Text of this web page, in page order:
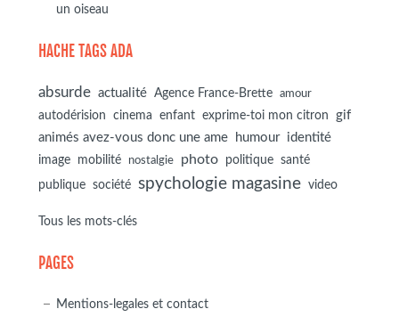
un oiseau
HACHE TAGS ADA
absurde actualité Agence France-Brette amour
autodérision cinema enfant exprime-toi mon citron
gif
animés avez-vous donc une ame
humour identité
image mobilité nostalgie photo politique
santé
publique
société spychologie magasine video
Tous les mots-clés
PAGES
Mentions-legales et contact